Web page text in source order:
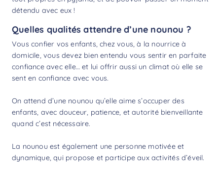
détendu avec eux !
Quelles qualités attendre d’une nounou ?
Vous confier vos enfants, chez vous, à la nourrice à
domicile, vous devez bien entendu vous sentir en parfaite
confiance avec elle… et lui offrir aussi un climat où elle se
sent en confiance avec vous.
On attend d’une nounou qu’elle aime s’occuper des
enfants, avec douceur, patience, et autorité bienveillante
quand c’est nécessaire.
La nounou est également une personne motivée et
dynamique, qui propose et participe aux activités d’éveil.